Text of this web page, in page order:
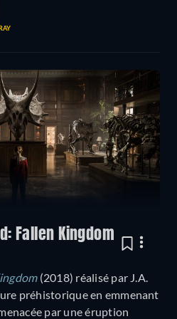
Fallen Kingdom
(2018) réalisé par J.A.
préhistorique en emmenant
par une éruption